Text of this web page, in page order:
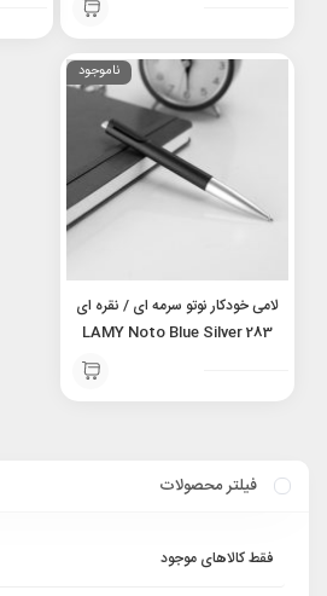
فیلتر محصولات
فقط کالاهای موجود
ناموجود
لامی خودکار نوتو سرمه ای / نقره ای
LAMY Noto Blue Silver 283